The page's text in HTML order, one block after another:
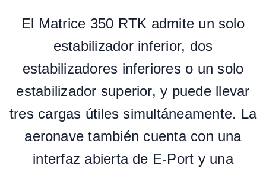
El Matrice 350 RTK admite un solo
estabilizador inferior, dos
estabilizadores inferiores o un solo
estabilizador superior, y puede llevar
tres cargas útiles simultáneamente. La
aeronave también cuenta con una
interfaz abierta de E-Port y una